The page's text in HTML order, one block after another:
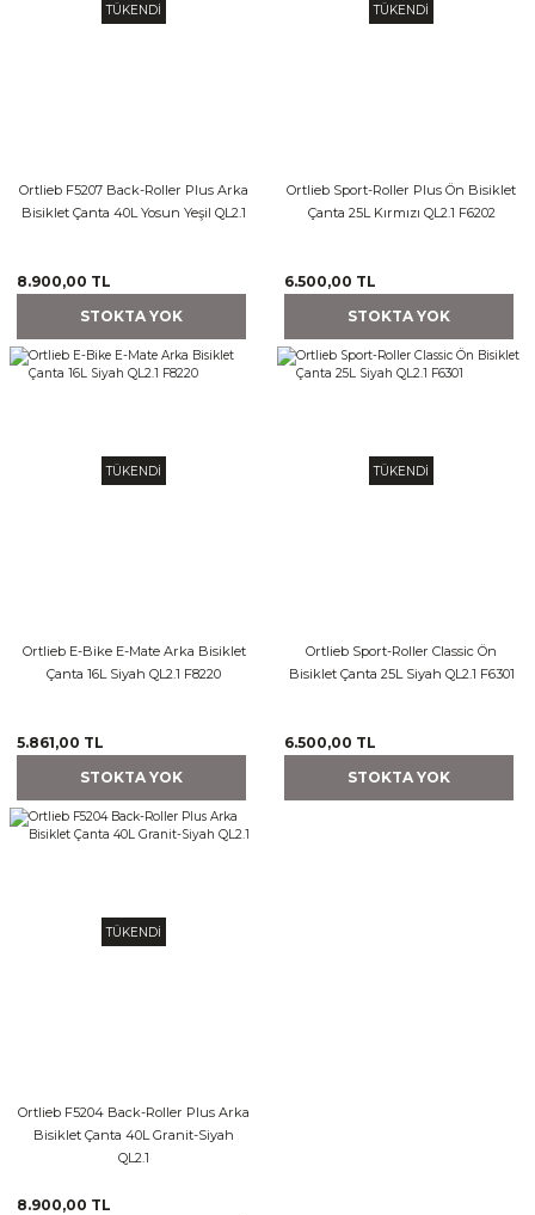
TÜKENDİ
Ortlieb F5207 Back-Roller Plus Arka
Bisiklet Çanta 40L Yosun Yeşil QL2.1
8.900,00 TL
STOKTA YOK
TÜKENDİ
Ortlieb Sport-Roller Plus Ön Bisiklet
Çanta 25L Kırmızı QL2.1 F6202
6.500,00 TL
STOKTA YOK
TÜKENDİ
Ortlieb E-Bike E-Mate Arka Bisiklet
Çanta 16L Siyah QL2.1 F8220
5.861,00 TL
STOKTA YOK
TÜKENDİ
Ortlieb Sport-Roller Classic Ön
Bisiklet Çanta 25L Siyah QL2.1 F6301
6.500,00 TL
STOKTA YOK
TÜKENDİ
Ortlieb F5204 Back-Roller Plus Arka
Bisiklet Çanta 40L Granit-Siyah
QL2.1
8.900,00 TL